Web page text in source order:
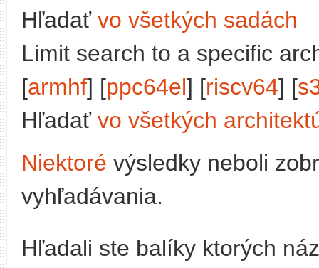
Hľadať vo všetkých sadách
Limit search to a specific
[armhf] [ppc64el] [riscv64] [
Hľadať vo všetkých
Niektoré výsledky neboli
vyhľadávania.
Hľadali ste balíky ktorých